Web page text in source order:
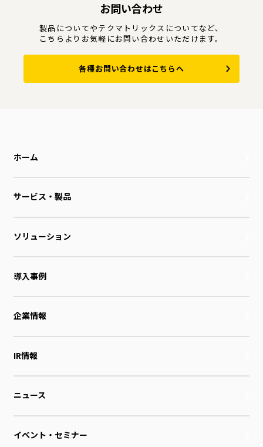
お問い合わせ
製品についてやテクマトリックスについてなど、
こちらよりお気軽にお問い合わせいただけます。
各種お問い合わせはこちらへ
ホーム
サービス・製品
ソリューション
導入事例
企業情報
IR情報
ニュース
イベント・セミナー